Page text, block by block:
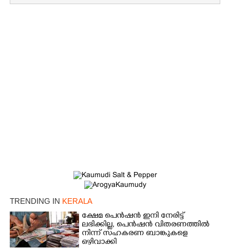
TRENDING IN KERALA
ക്ഷേമ പെൻഷൻ ഇനി നേരിട്ട്
ലഭിക്കില്ല,​ പെൻഷൻ വിതരണത്തിൽ
നിന്ന് സഹകരണ ബാങ്കുകളെ
ഒഴിവാക്കി